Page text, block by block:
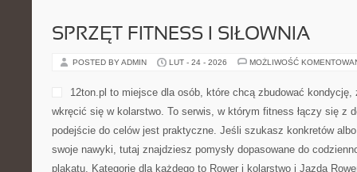
techniczne, po
zrozumieć swoje auto,
CATEGORIES:NIERUCHOMOŚCI